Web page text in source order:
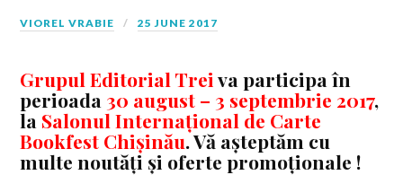
VIOREL VRABIE 25 JUNE 2017
Grupul Editorial Trei va participa în
perioada 30 august – 3 septembrie 2017,
la Salonul Internațional de Carte
Bookfest Chișinău.Vă așteptăm cu
multe noutăți și oferte promoționale !